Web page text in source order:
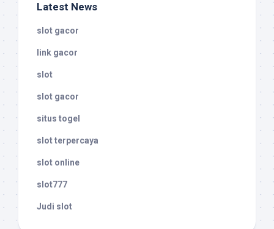
Latest News
slot gacor
link gacor
slot
slot gacor
situs togel
slot terpercaya
slot online
slot777
Judi slot